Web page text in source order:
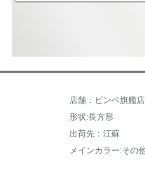
店舗：ビンベ旗艦店
形状:長方形
出荷先：江蘇
メインカラー:その